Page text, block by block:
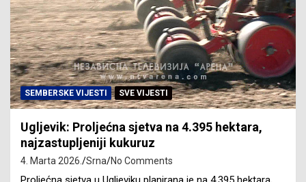
SEMBERSKE VIJESTI SVE VIJESTI
Ugljevik: Proljećna sjetva na 4.395 hektara,
najzastupljeniji kukuruz
4. Marta 2026. Srna No Comments